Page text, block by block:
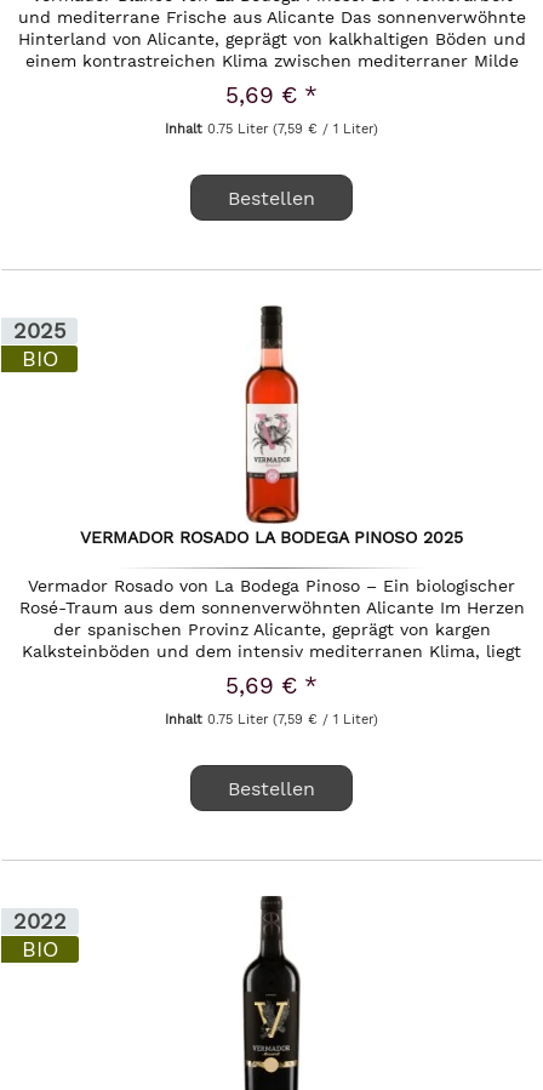
und mediterrane Frische aus Alicante Das sonnenverwöhnte
Hinterland von Alicante, geprägt von kalkhaltigen Böden und
einem kontrastreichen Klima zwischen mediterraner Milde
5,69 € *
Inhalt0.75 Liter(7,59 € / 1 Liter)
Bestellen
2025
BIO
VERMADOR ROSADO LA BODEGA PINOSO 2025
Vermador Rosado von La Bodega Pinoso – Ein biologischer
Rosé-Traum aus dem sonnenverwöhnten Alicante Im Herzen
der spanischen Provinz Alicante, geprägt von kargen
Kalksteinböden und dem intensiv mediterranen Klima, liegt
die renommierte...
5,69 € *
Inhalt0.75 Liter(7,59 € / 1 Liter)
Bestellen
2022
BIO